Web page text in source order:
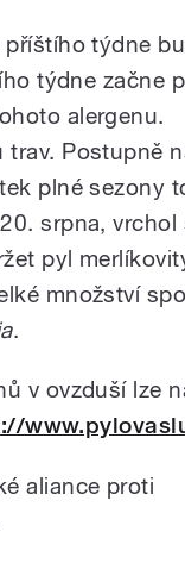
týdne
týdne začne
alergenu.
Postupně
plné sezony
srpna, vrchol
pyl
množství
.
v ovzduší lze
aliance proti